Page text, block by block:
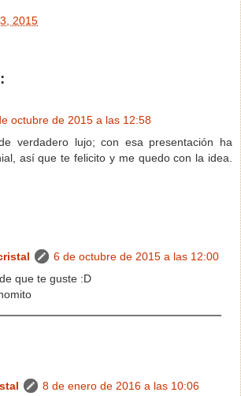
2015
octubre de 2015 a las 12:58
verdadero lujo; con esa presentación ha
así que te felicito y me quedo con la idea.
6 de octubre de 2015 a las 12:00
que te guste :D
8 de enero de 2016 a las 10:06